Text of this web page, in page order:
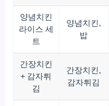
양념치킨
라이스 세
트
양념치킨,
밥
간장치킨
+ 감자튀
김
간장치킨,
감자튀김